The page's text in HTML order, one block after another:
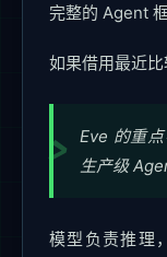
完整的 Agent 框
如果借用最近比
Eve 的重
生产级
模型负责推理